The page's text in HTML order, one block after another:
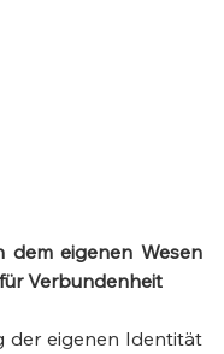
dem eigenen Wesen
Verbundenheit
der eigenen Identität